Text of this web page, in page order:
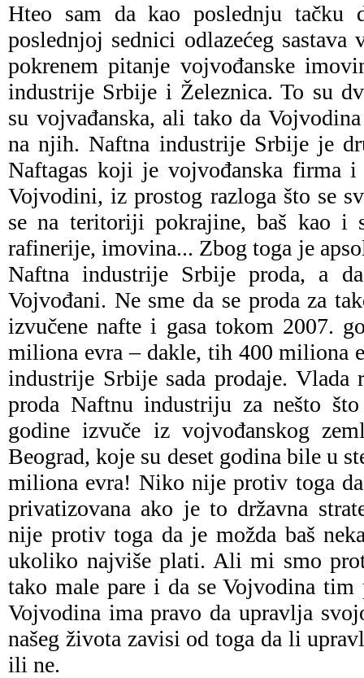
Hteo sam da kao poslednju tačku
poslednjoj sednici odlazećeg sastava
pokrenem pitanje vojvođanske
industrije Srbije i Železnica. To su
su vojvađanska, ali tako da
na njih. Naftna industrije Srbije je
Naftagas koji je vojvođanska firma
Vojvodini, iz prostog razloga što se
se na teritoriji pokrajine, baš kao i
rafinerije, imovina... Zbog toga je
Naftna industrije Srbije proda, a
Vojvođani. Ne sme da se proda za
izvučene nafte i gasa tokom 2007.
miliona evra – dakle, tih 400 miliona
industrije Srbije sada prodaje. Vlada
proda Naftnu industriju za nešto
godine izvuče iz vojvođanskog
Beograd, koje su deset godina bile u
miliona evra! Niko nije protiv toga
privatizovana ako je to državna
nije protiv toga da je možda baš
ukoliko najviše plati. Ali mi smo
tako male pare i da se Vojvodina
Vojvodina ima pravo da upravlja
našeg života zavisi od toga da li
ili ne.